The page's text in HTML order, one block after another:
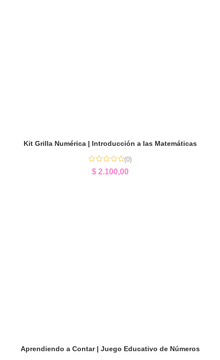
Kit Grilla Numérica | Introducción a las Matemáticas
(0)
$2.100,00
Aprendiendo a Contar | Juego Educativo de Números